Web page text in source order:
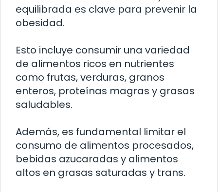
equilibrada es clave para prevenir la
obesidad.
Esto incluye consumir una variedad
de alimentos ricos en nutrientes
como frutas, verduras, granos
enteros, proteínas magras y grasas
saludables.
Además, es fundamental limitar el
consumo de alimentos procesados,
bebidas azucaradas y alimentos
altos en grasas saturadas y trans.